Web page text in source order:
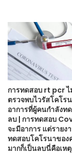
การทดสอบ rt pcr ไ
ตรวจพบไวรัสโคโร
อาการที่ผู้คนกำลังท
ลบ | การทดสอบ
จะมีอาการ แต่รายง
ทดสอบโคโรนาขอ
มากก็เป็นลบนี่คือเห